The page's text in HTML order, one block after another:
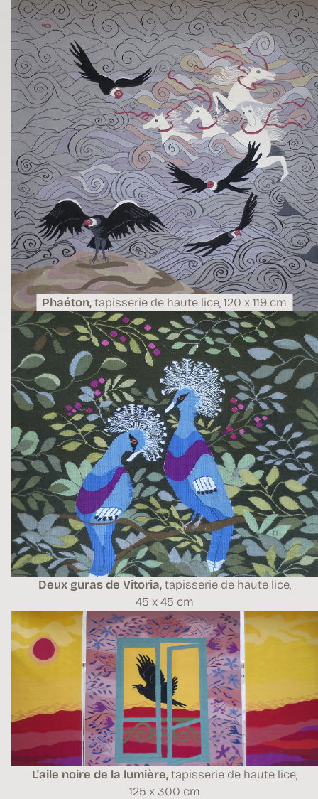
Phaéton, tapisserie de haute lice,120 x 119 cm
Deux guras de Vitoria, tapisserie de haute lice,
45 x 45 cm
L'aile noire de la lumière, tapisserie de haute lice,
125 x 300 cm